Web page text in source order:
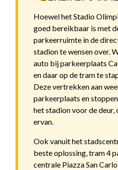
Hoewel het Stadio
goed bereikbaar is met
parkeerruimte in de
stadion te wensen over.
auto bij parkeerplaats
en daar op de tram te
Deze vertrekken aan
parkeerplaats en
het stadion voor de deur,
ervan.
Ook vanuit het
beste oplossing, tram 4
centrale Piazza San